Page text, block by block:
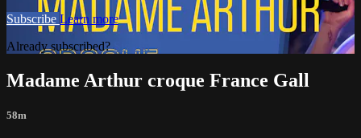
Subscribe Learn more
Already subscribed?Sign in
Madame Arthur croque France Gall
58m